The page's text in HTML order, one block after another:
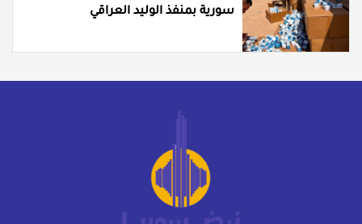
سورية بمنفذ الوليد العراقي